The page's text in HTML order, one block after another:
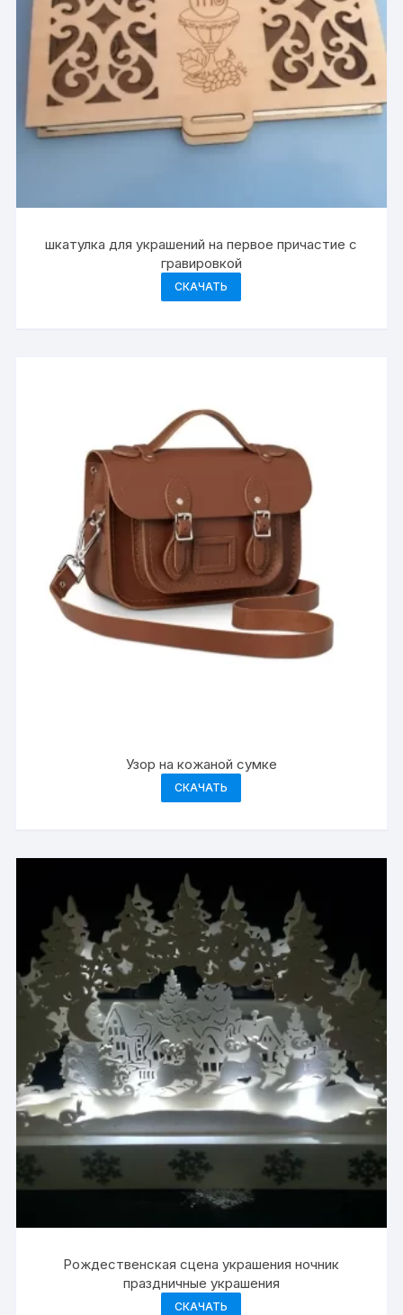
шкатулка для украшений на первое причастие с
гравировкой
СКАЧАТЬ
Узор на кожаной сумке
СКАЧАТЬ
Рождественская сцена украшения ночник
праздничные украшения
СКАЧАТЬ